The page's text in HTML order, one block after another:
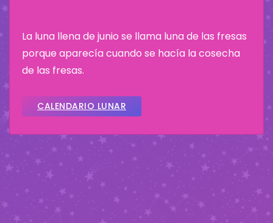
La luna llena de junio se llama luna de las fresas
porque aparecía cuando se hacía la cosecha
de las fresas.
CALENDARIO LUNAR